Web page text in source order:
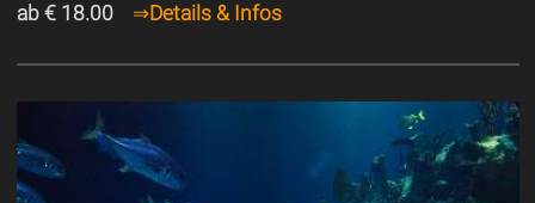
ab € 18.00
⇒Details & Infos